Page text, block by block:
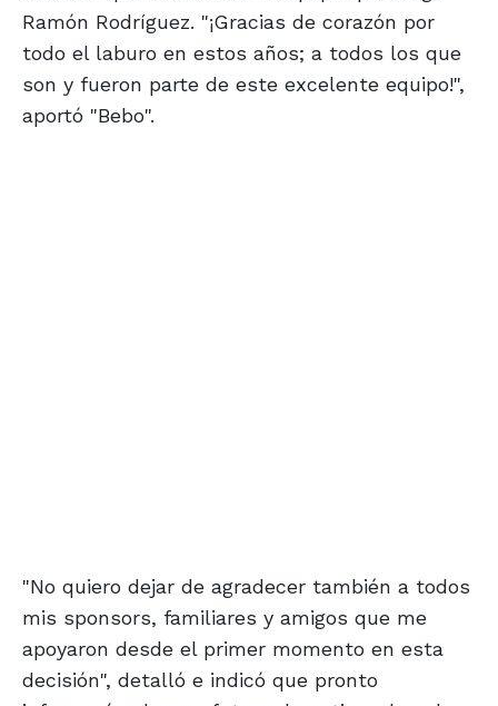
Ramón Rodríguez. "¡Gracias de corazón por
todo el laburo en estos años; a todos los que
son y fueron parte de este excelente equipo!",
aportó "Bebo".
"No quiero dejar de agradecer también a todos
mis sponsors, familiares y amigos que me
apoyaron desde el primer momento en esta
decisión", detalló e indicó que pronto